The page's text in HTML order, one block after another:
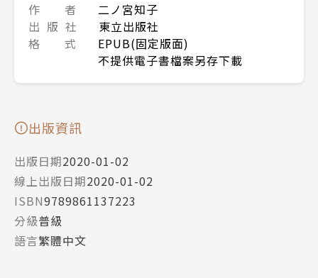
作 者
二ノ宮知子
出 版 社
東立出版社
格 式
EPUB(固定版面)
不提供電子書檔案另存下載
出版資訊
出版日期2020-01-02
線上出版日期2020-01-02
ISBN9789861137223
分級普級
語言繁體中文